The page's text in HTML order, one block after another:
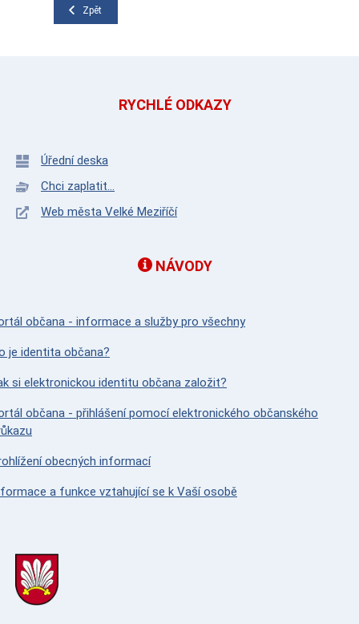
Zpět
RYCHLÉ ODKAZY
Úřední deska
Chci zaplatit...
Web města Velké Meziříčí
NÁVODY
občana - informace a služby pro všechny
je identita občana?
si elektronickou identitu občana založit?
občana - přihlášení pomocí elektronického občanského
obecných informací
a funkce vztahující se k Vaší osobě